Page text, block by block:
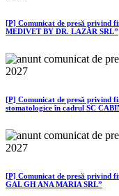
[P] Comunicat de presă privind
MEDIVET BY DR. LAZĂR SRL”
[P] Comunicat de presă privind
stomatologice în cadrul SC
[P] Comunicat de presă privind
GAL GH ANA MARIA SRL”